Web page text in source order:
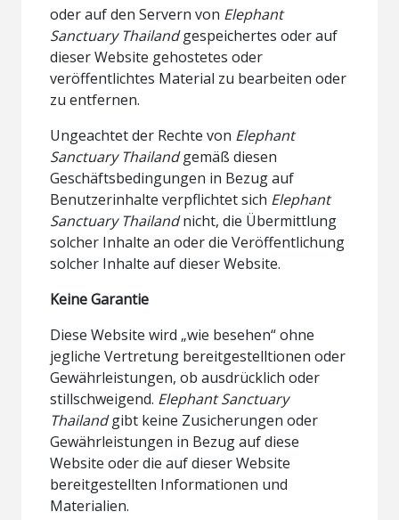
oder auf den Servern von Elephant
Sanctuary Thailandgespeichertes oder auf
dieser Website gehostetes oder
veröffentlichtes Material zu bearbeiten oder
zu entfernen.
Ungeachtet der Rechte von Elephant
Sanctuary Thailandgemäß diesen
Geschäftsbedingungen in Bezug auf
Benutzerinhalte verpflichtet sich Elephant
Sanctuary Thailandnicht, die Übermittlung
solcher Inhalte an oder die Veröffentlichung
solcher Inhalte auf dieser Website.
Keine Garantie
Diese Website wird „wie besehen“ ohne
jegliche Vertretung bereitgestelltionen oder
Gewährleistungen, ob ausdrücklich oder
stillschweigend. Elephant Sanctuary
Thailandgibt keine Zusicherungen oder
Gewährleistungen in Bezug auf diese
Website oder die auf dieser Website
bereitgestellten Informationen und
Materialien.